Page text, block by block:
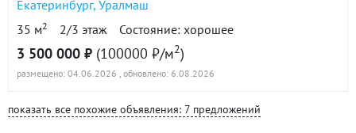
Екатеринбург, Уралмаш
35 м2 2/3 этаж Состояние: хорошее
3 500 000 ₽ (100000 ₽/м2)
размещено: 04.06.2026 , обновлено: 6.08.2026
показать все похожие объявления: 7 предложений